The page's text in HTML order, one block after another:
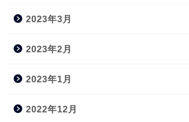
2023年3月
2023年2月
2023年1月
2022年12月